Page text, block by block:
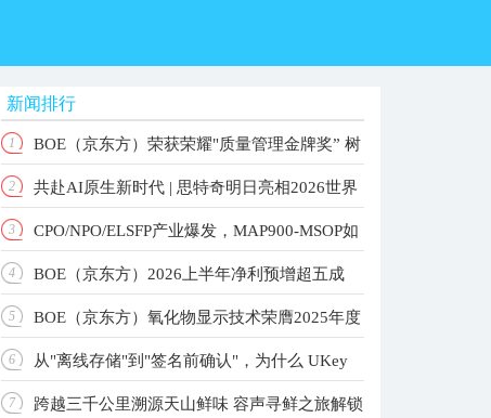
新闻排行
1 BOE（京东方）荣获荣耀"质量管理金牌奖” 树
立品质共赢产业新标杆
2 共赴AI原生新时代 | 思特奇明日亮相2026世界
人工智能大会！
3 CPO/NPO/ELSFP产业爆发，MAP900-MSOP如
何重构高速光测标准？
4 BOE（京东方）2026上半年净利预增超五成
主业根基稳固增长动能强劲
5 BOE（京东方）氧化物显示技术荣膺2025年度
国家科学技术进步奖 以创新驱动引领显示技术新纪
元
6 从"离线存储"到"签名前确认"，为什么 UKey
更值得关注？
7 跨越三千公里溯源天山鲜味 容声寻鲜之旅解锁